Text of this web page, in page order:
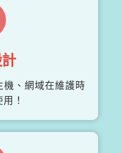
、網域在維護時
！